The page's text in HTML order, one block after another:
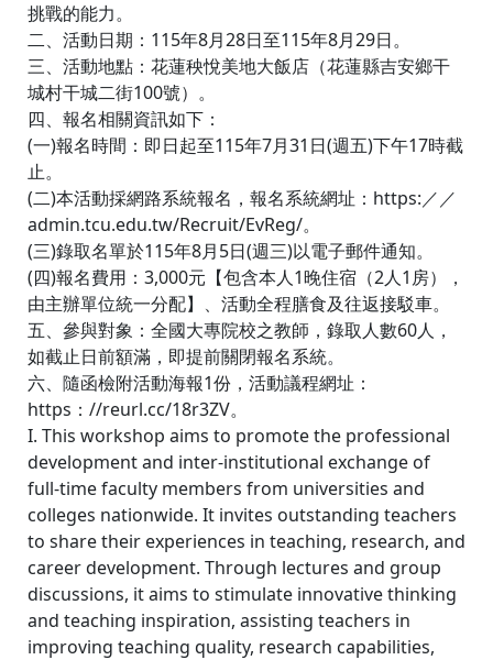
挑戰的能力。
二、活動日期：115年8月28日至115年8月29日。
三、活動地點：花蓮秧悅美地大飯店（花蓮縣吉安鄉干
城村干城二街100號）。
四、報名相關資訊如下：
(一)報名時間：即日起至115年7月31日(週五)下午17時截
止。
(二)本活動採網路系統報名，報名系統網址：https:／／
admin.tcu.edu.tw/Recruit/EvReg/。
(三)錄取名單於115年8月5日(週三)以電子郵件通知。
(四)報名費用：3,000元【包含本人1晚住宿（2人1房），
由主辦單位統一分配】、活動全程膳食及往返接駁車。
五、參與對象：全國大專院校之教師，錄取人數60人，
如截止日前額滿，即提前關閉報名系統。
六、隨函檢附活動海報1份，活動議程網址：
https：//reurl.cc/18r3ZV。
I. This workshop aims to promote the professional
development and inter-institutional exchange of
full-time faculty members from universities and
colleges nationwide. It invites outstanding teachers
to share their experiences in teaching, research, and
career development. Through lectures and group
discussions, it aims to stimulate innovative thinking
and teaching inspiration, assisting teachers in
improving teaching quality, research capabilities,